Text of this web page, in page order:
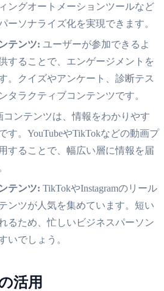
ングオートメーションツールなど
ーソナライズ化を実現できます。
テンツ: ユーザーが参加できるよ
することで、エンゲージメントを
。クイズやアンケート、診断テス
タラクティブコンテンツです。
コンテンツは、情報をわかりやす
す。YouTubeやTikTokなどの動画プ
することで、幅広い層に情報を届
テンツ: TikTokやInstagramのリール
ンツが人気を集めています。短い
るため、忙しいビジネスパーソン
いでしょう。
活用